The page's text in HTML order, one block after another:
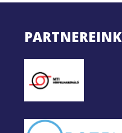
PARTNEREINK